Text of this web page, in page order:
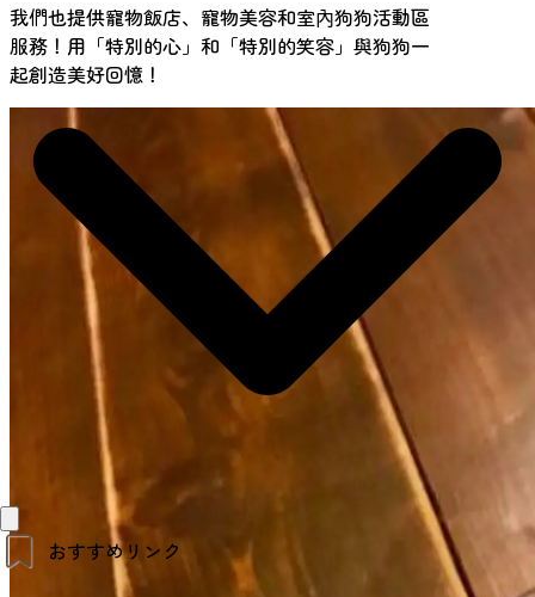
おすすめリンク
我們也提供寵物飯店、寵物美容和室內狗狗活動區
服務！用「特別的心」和「特別的笑容」與狗狗一
起創造美好回憶！